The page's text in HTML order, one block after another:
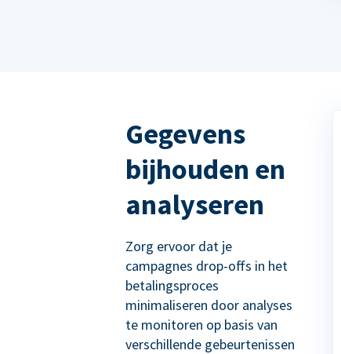
Gegevens
bijhouden en
analyseren
Zorg ervoor dat je
campagnes drop-offs in het
betalingsproces
minimaliseren door analyses
te monitoren op basis van
verschillende gebeurtenissen